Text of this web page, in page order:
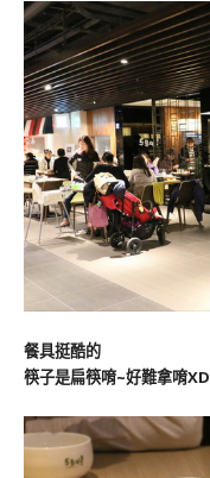
餐具挺酷的
筷子是扁筷唷~好難拿唷XD